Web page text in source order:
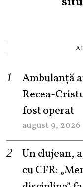
Ambulanță
Recea-
fost operat
august 9, 2026
Un clujean,
cu CFR: